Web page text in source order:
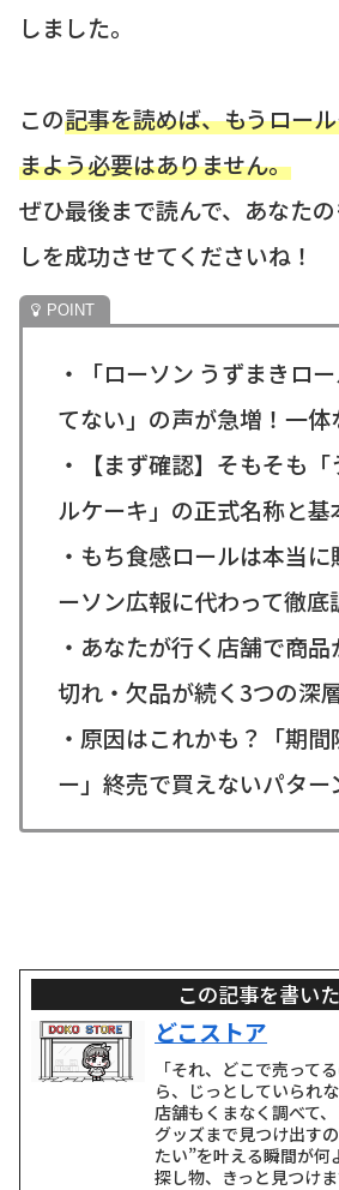
しました。
この記事を読めば、もうロー
まよう必要はありません。
ぜひ最後まで読んで、あなた
しを成功させてくださいね！
・「ローソン うずまきロ
てない」の声が急増！一体
・【まず確認】そもそも
ルケーキ」の正式名称と基
・もち食感ロールは本当
ーソン広報に代わって徹底
・あなたが行く店舗で商品
切れ・欠品が続く3つの深
・原因はこれかも？「期
ー」終売で買えないパター
この記事を書い
どこストア
「それ、どこで売って
ら、じっとしていられ
店舗もくまなく調べて
グッズまで見つけ出す
たい”を叶える瞬間が何
探し物、きっと見つけま